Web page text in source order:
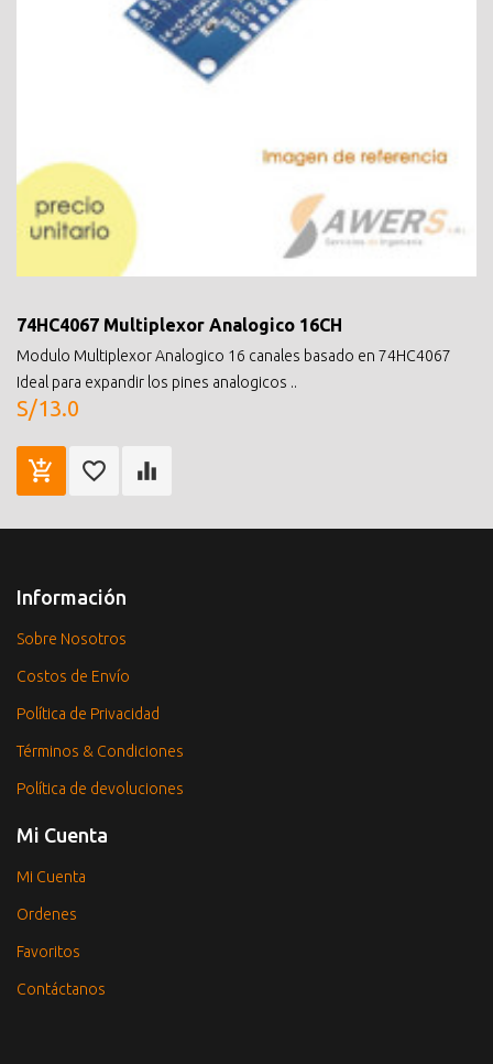
74HC4067 Multiplexor Analogico 16CH
Modulo Multiplexor Analogico 16 canales basado en 74HC4067
Ideal para expandir los pines analogicos ..
S/13.0
Información
Sobre Nosotros
Costos de Envío
Política de Privacidad
Términos & Condiciones
Política de devoluciones
Mi Cuenta
Mi Cuenta
Ordenes
Favoritos
Contáctanos